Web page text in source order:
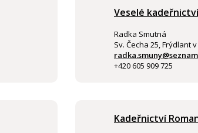
Veselé
Radka Smutná
Sv. Čecha 25, Frýdlant
+420 605 909 725
Kadeřnictví